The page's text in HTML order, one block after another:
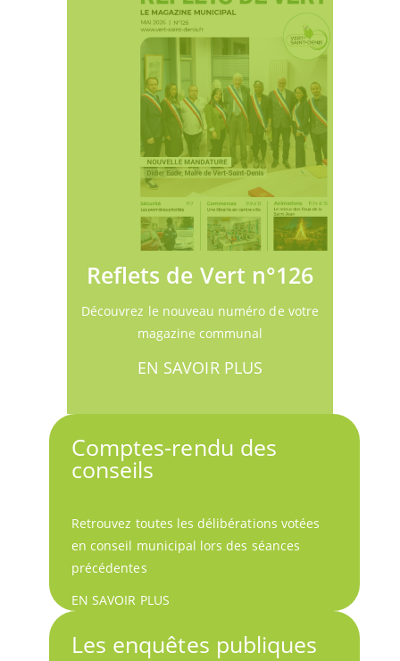
Reflets de Vert n°126
Découvrez le nouveau numéro de votre
magazine communal
EN SAVOIR PLUS
Comptes-rendu des
conseils
Retrouvez toutes les délibérations votées
en conseil municipal lors des séances
précédentes
EN SAVOIR PLUS
Les enquêtes publiques